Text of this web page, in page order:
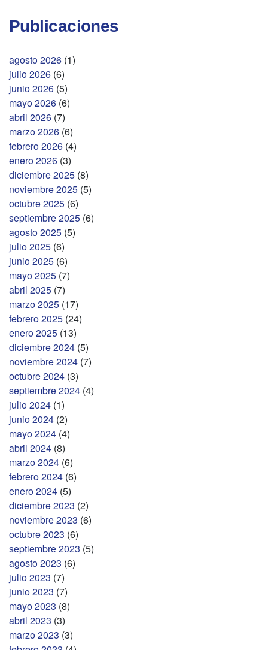
Publicaciones
agosto 2026 (1)
julio 2026 (6)
junio 2026 (5)
mayo 2026 (6)
abril 2026 (7)
marzo 2026 (6)
febrero 2026 (4)
enero 2026 (3)
diciembre 2025 (8)
noviembre 2025 (5)
octubre 2025 (6)
septiembre 2025 (6)
agosto 2025 (5)
julio 2025 (6)
junio 2025 (6)
mayo 2025 (7)
abril 2025 (7)
marzo 2025 (17)
febrero 2025 (24)
enero 2025 (13)
diciembre 2024 (5)
noviembre 2024 (7)
octubre 2024 (3)
septiembre 2024 (4)
julio 2024 (1)
junio 2024 (2)
mayo 2024 (4)
abril 2024 (8)
marzo 2024 (6)
febrero 2024 (6)
enero 2024 (5)
diciembre 2023 (2)
noviembre 2023 (6)
octubre 2023 (6)
septiembre 2023 (5)
agosto 2023 (6)
julio 2023 (7)
junio 2023 (7)
mayo 2023 (8)
abril 2023 (3)
marzo 2023 (3)